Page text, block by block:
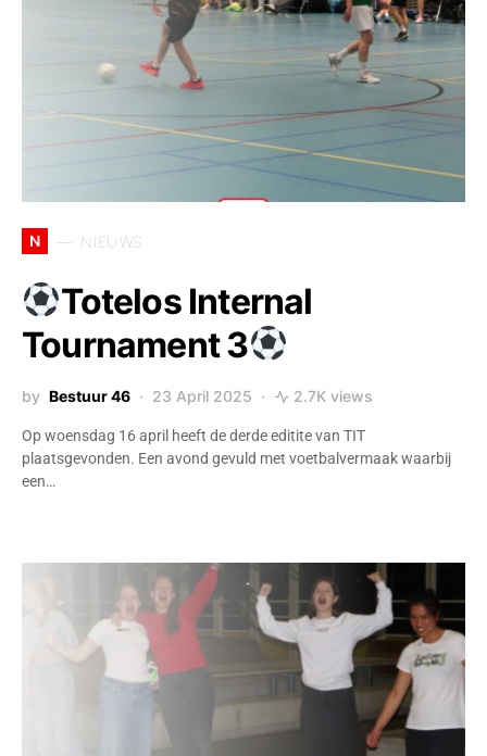
N NIEUWS
Totelos Internal
Tournament 3
by Bestuur 46 23 April 2025 2.7K views
Op woensdag 16 april heeft de derde editite van TIT
plaatsgevonden. Een avond gevuld met voetbalvermaak waarbij
een…